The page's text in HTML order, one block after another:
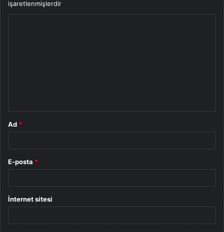
işaretlenmişlerdir
Ad *
E-posta *
İnternet sitesi